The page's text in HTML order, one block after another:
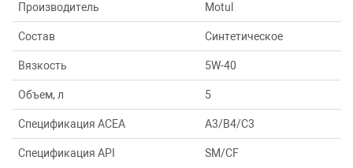
Производитель Motul
Состав Синтетическое
Вязкость 5W-40
Объем, л 5
Спецификация ACEA A3/B4/C3
Спецификация API SM/CF